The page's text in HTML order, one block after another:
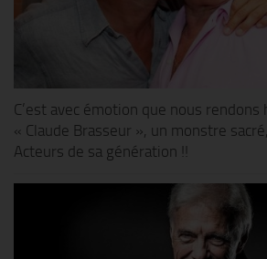
C’est avec émotion que nous rendons
« Claude Brasseur », un monstre
Acteurs de sa génération !!